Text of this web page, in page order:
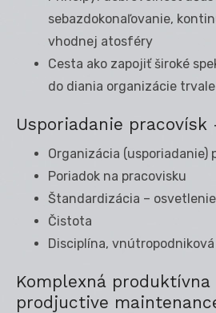
sebazdokonaľovanie,
vhodnej atosféry
Cesta ako zapojiť široké
do diania organizácie trvale
Usporiadanie pracovísk
Organizácia (usporiadanie)
Poriadok na pracovisku
Štandardizácia –
Čistota
Disciplína,
Komplexná
prodjuctive